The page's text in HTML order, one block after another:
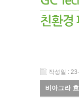
작성일 :
비아그라